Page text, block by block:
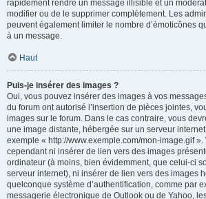
rapidement rendre un message illisible et un
modifier ou de le supprimer complètement. Les
peuvent également limiter le nombre d’émoticônes
à un message.
Haut
Puis-je insérer des images ?
Oui, vous pouvez insérer des images à vos
du forum ont autorisé l’insertion de pièces jointes,
images sur le forum. Dans le cas contraire, vous
une image distante, hébergée sur un serveur
exemple « http://www.exemple.com/mon-image.gif ».
cependant ni insérer de lien vers des images
ordinateur (à moins, bien évidemment, que celui-ci
serveur internet), ni insérer de lien vers des images
quelconque système d’authentification, comme par
messagerie électronique de Outlook ou de Yahoo,